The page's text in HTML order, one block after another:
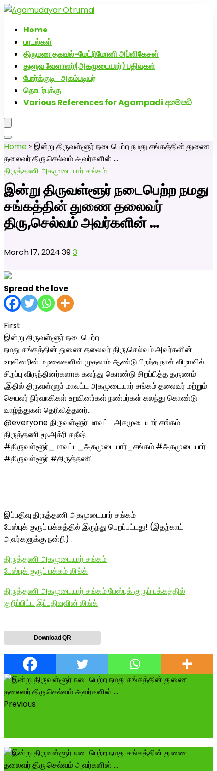
Home
பாடல்கள்
திருமண தகவல்-மேட்ரிமோனி அப்ளிகேசன்
துளுவ வேளாளர்(அகமுடையார்) பதிவுகள்
போர்க்குடி_அகம்படியர்
தொடர்புக்கு
Various References for Agampadi අගම්පඩි
Home »இன்று திருவள்ளூர் நடைபெற்ற நமது சங்கத்தின் துணை
தலைவர் திரு,செல்வம் அவர்களின் …
திருத்தணி அகமுடையார் சங்கம்
இன்று திருவள்ளூர் நடைபெற்ற நமது
சங்கத்தின் துணை தலைவர்
திரு,செல்வம் அவர்களின் …
March 17, 2024 393
Spread the love
First
இன்று திருவள்ளூர் நடைபெற்ற
நமது சங்கத்தின் துணை தலைவர் திரு,செல்வம் அவர்களின்
உறவினரின் மழலைகளின் முதலாம் ஆண்டு பிறந்த நாள் விழாவில்
சிறப்பு விருந்தினர்களாக கலந்து கொண்டு சிறப்பித்த தருணம்
,இதில் திருவள்ளூர் மாவட்ட அகமுடையார் சங்கம் தலைவர் மற்றும்
செயலர் நிர்வாகிகள் உறவினர்கள் நண்பர்கள் கலந்து கொண்டு
வாழ்த்துகள் தெரிவித்தனர்..
@everyone திருவள்ளூர் மாவட்ட அகமுடையார் சங்கம்
திருத்தணி மூ.அக்ரி சதீஷ்
#திருவள்ளூர்_மாவட்ட_அகமுடையார்_சங்கம் #அகமுடையார்
#திருவள்ளூர் #திருத்தணி
இப்பதிவு திருத்தணி அகமுடையார் சங்கம்
பேஸ்புக் குருப் பக்கத்தில் இருந்து பெறப்பட்டது! (இதற்காய்
அவர்களுக்கு நன்றி) .
திருத்தணி அகமுடையார் சங்கம்
பேஸ்புக் குருப் பக்கம் லிங்க்
திருத்தணி அகமுடையார் சங்கம் பேஸ்புக் குருப் பக்கத்தில்
குறிப்பிட்ட இப்பதிவுவின் லிங்க்
Download QR
Previous
அகமுடையார் திருமண வரன்களுக்கு அகமுடையார்மேட்ரி-